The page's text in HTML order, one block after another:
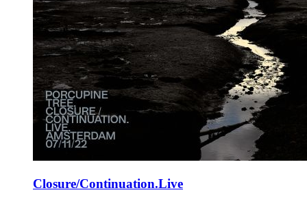
Closure/Continuation.Live